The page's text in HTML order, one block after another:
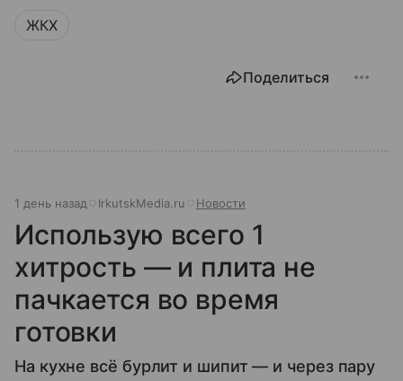
ЖКХ
Поделиться
1 день назад IrkutskMedia.ru Новости
Использую всего 1
хитрость — и плита не
пачкается во время
готовки
На кухне всё бурлит и шипит — и через пару